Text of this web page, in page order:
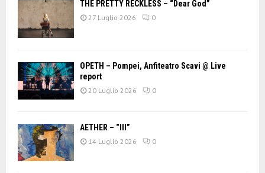
THE PRETTY RECKLESS – “Dear God”
27 Luglio 2026 0
OPETH – Pompei, Anfiteatro Scavi @ Live
report
20 Luglio 2026 0
AETHER – “III”
14 Luglio 2026 0